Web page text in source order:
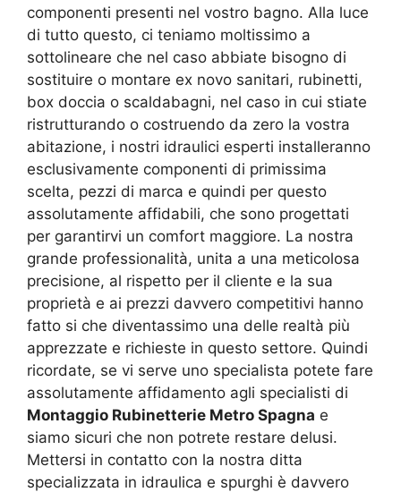
componenti presenti nel vostro bagno. Alla luce
di tutto questo, ci teniamo moltissimo a
sottolineare che nel caso abbiate bisogno di
sostituire o montare ex novo sanitari, rubinetti,
box doccia o scaldabagni, nel caso in cui stiate
ristrutturando o costruendo da zero la vostra
abitazione, i nostri idraulici esperti installeranno
esclusivamente componenti di primissima
scelta, pezzi di marca e quindi per questo
assolutamente affidabili, che sono progettati
per garantirvi un comfort maggiore. La nostra
grande professionalità, unita a una meticolosa
precisione, al rispetto per il cliente e la sua
proprietà e ai prezzi davvero competitivi hanno
fatto si che diventassimo una delle realtà più
apprezzate e richieste in questo settore. Quindi
ricordate, se vi serve uno specialista potete fare
assolutamente affidamento agli specialisti di
Montaggio Rubinetterie Metro Spagna e
siamo sicuri che non potrete restare delusi.
Mettersi in contatto con la nostra ditta
specializzata in idraulica e spurghi è davvero